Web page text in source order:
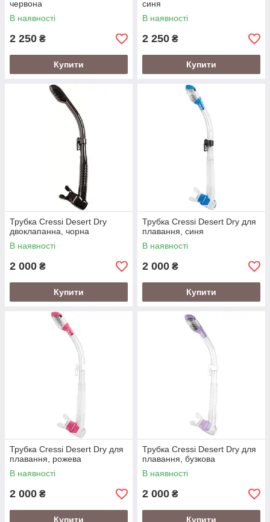
червона
В наявності
2 250 ₴
Купити
синя
В наявності
2 250 ₴
Купити
Трубка Cressi Desert Dry
двоклапанна, чорна
В наявності
2 000 ₴
Купити
Трубка Cressi Desert Dry для
плавання, синя
В наявності
2 000 ₴
Купити
Трубка Cressi Desert Dry для
плавання, рожева
В наявності
2 000 ₴
Купити
Трубка Cressi Desert Dry для
плавання, бузкова
В наявності
2 000 ₴
Купити